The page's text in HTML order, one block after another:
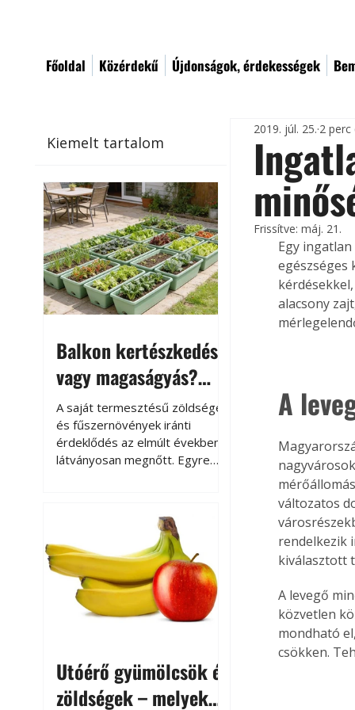
Főoldal Közérdekű Újdonságok, érdekességek
Kiemelt tartalom
Balkon kertészkedés
vagy magaságyás?
Helytakarékos
kertészkedés
A saját termesztésű zöldségek
és fűszernövények iránti
érdeklődés az elmúlt években
látványosan megnőtt. Egyre
kertészkedés sokak számára
kikapcsolódást és feltöltődést
is jelent.
Utóérő gyümölcsök és
zöldségek – melyek
2019. júl. 25. 2 perc
Frissítve:máj. 21.
Egy
egészséges
alacsony
A
változatos
rendelkezik
kiválasztott
A levegő
közvetlen
mondható
csökken.